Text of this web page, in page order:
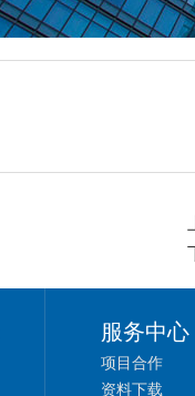
服务中心
项目合作
资料下载